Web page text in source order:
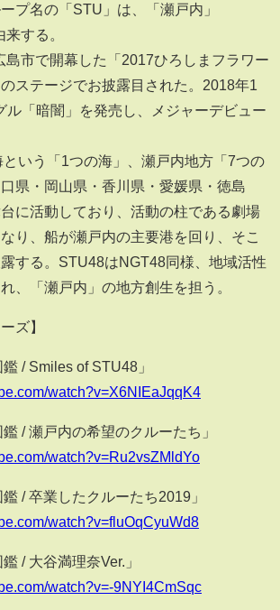
プ名の「STU」は、「瀬戸内」
来する。
島市で開幕した「2017ひろしまフラワー
ステージでお披露目された。2018年1
ル「暗闇」を発売し、メジャーデビュー
いう「1つの海」、瀬戸内地方「7つの
県・岡山県・香川県・愛媛県・徳島
に活動しており、活動の柱である劇場
り、船が瀬戸内の主要港を回り、そこ
する。STU48はNGT48同様、地域活性
、「瀬戸内」の地方創生を担う。
ズ】
/ Smiles of STU48」
watch?v=X6NIEaJqqK4
/ 瀬戸内の希望のクルーたち」
watch?v=Ru2vsZMldYo
/ 卒業したクルーたち2019」
watch?v=fluOqCyuWd8
/ 大谷満理奈Ver.」
watch?v=-9NYI4CmSqc